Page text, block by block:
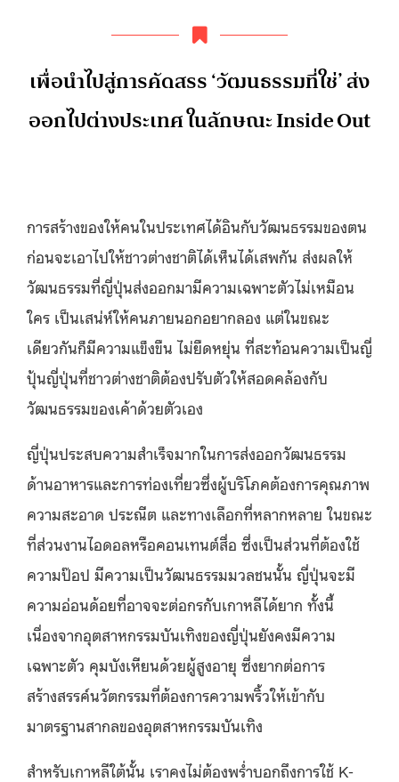
เพื่อนำไปสู่การคัดสรร ‘วัฒนธรรมที่ใช่’ ส่ง
ออกไปต่างประเทศ ในลักษณะ Inside Out
การสร้างของให้คนในประเทศได้อินกับวัฒนธรรมของตน
ก่อนจะเอาไปให้ชาวต่างชาติได้เห็นได้เสพกัน ส่งผลให้
วัฒนธรรมที่ญี่ปุ่นส่งออกมามีความเฉพาะตัวไม่เหมือน
ใคร เป็นเสน่ห์ให้คนภายนอกอยากลอง แต่ในขณะ
เดียวกันก็มีความแข็งขืน ไม่ยืดหยุ่น ที่สะท้อนความเป็นญี่
ปุ้นญี่ปุ่นที่ชาวต่างชาติต้องปรับตัวให้สอดคล้องกับ
วัฒนธรรมของเค้าด้วยตัวเอง
ญี่ปุ่นประสบความสำเร็จมากในการส่งออกวัฒนธรรม
ด้านอาหารและการท่องเที่ยวซึ่งผู้บริโภคต้องการคุณภาพ
ความสะอาด ประณีต และทางเลือกที่หลากหลาย ในขณะ
ที่ส่วนงานไอดอลหรือคอนเทนต์สื่อ ซึ่งเป็นส่วนที่ต้องใช้
ความป๊อป มีความเป็นวัฒนธรรมมวลชนนั้น ญี่ปุ่นจะมี
ความอ่อนด้อยที่อาจจะต่อกรกับเกาหลีได้ยาก ทั้งนี้
เนื่องจากอุตสาหกรรมบันเทิงของญี่ปุ่นยังคงมีความ
เฉพาะตัว คุมบังเหียนด้วยผู้สูงอายุ ซึ่งยากต่อการ
สร้างสรรค์นวัตกรรมที่ต้องการความพริ้วให้เข้ากับ
มาตรฐานสากลของอุตสาหกรรมบันเทิง
สำหรับเกาหลีใต้นั้น เราคงไม่ต้องพร่ำบอกถึงการใช้ K-